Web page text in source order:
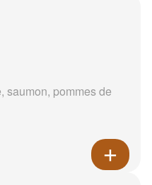
saumon, pommes de